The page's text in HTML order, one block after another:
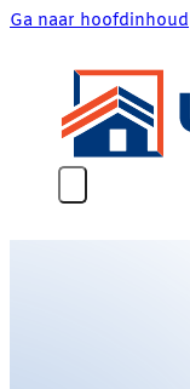
Ga naar hoofdinhoud